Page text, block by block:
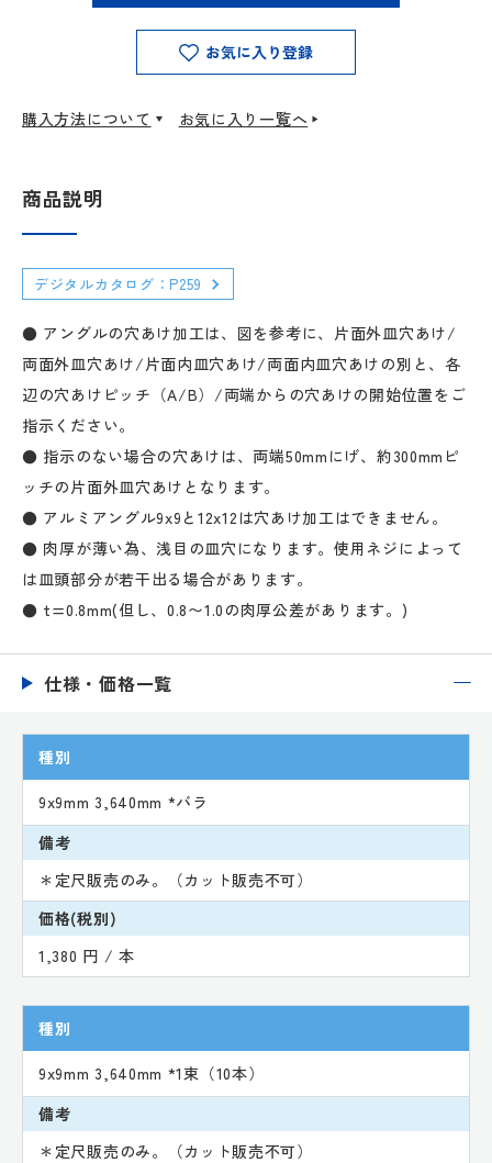
お気に入り登録
購入方法について お気に入り一覧へ
商品説明
デジタルカタログ：P259
● アングルの穴あけ加工は、図を参考に、片面外皿穴あけ/
両面外皿穴あけ/片面内皿穴あけ/両面内皿穴あけの別と、各
辺の穴あけピッチ（A/B）/両端からの穴あけの開始位置をご
指示ください。
● 指示のない場合の穴あけは、両端50mmにげ、約300mmピ
ッチの片面外皿穴あけとなります。
● アルミアングル9x9と12x12は穴あけ加工はできません。
● 肉厚が薄い為、浅目の皿穴になります。使用ネジによって
は皿頭部分が若干出る場合があります。
● t=0.8mm(但し、0.8〜1.0の肉厚公差があります。)
仕様・価格一覧
種別
9x9mm 3,640mm *バラ
備考
＊定尺販売のみ。（カット販売不可）
価格(税別)
1,380 円 / 本
種別
9x9mm 3,640mm *1束（10本）
備考
＊定尺販売のみ。（カット販売不可）